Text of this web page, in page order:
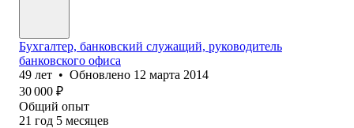
Бухгалтер, банковский служащий, руководитель
банковского офиса
49 лет • Обновлено 12 марта 2014
30 000 ₽
Общий опыт
21 год 5 месяцев